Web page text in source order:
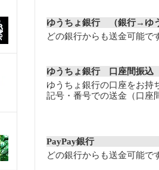
ゆうちょ銀行 （銀行→ゆ
どの銀行からも送金可能で
ゆうちょ銀行 口座間振込
ゆうちょ銀行の口座をお持
記号・番号での送金（口座
PayPay銀行
どの銀行からも送金可能で